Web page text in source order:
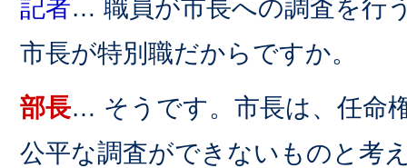
記者… 職員が市長への調査を行
市長が特別職だからですか。
部長… そうです。市長は、任命
公平な調査ができないものと考